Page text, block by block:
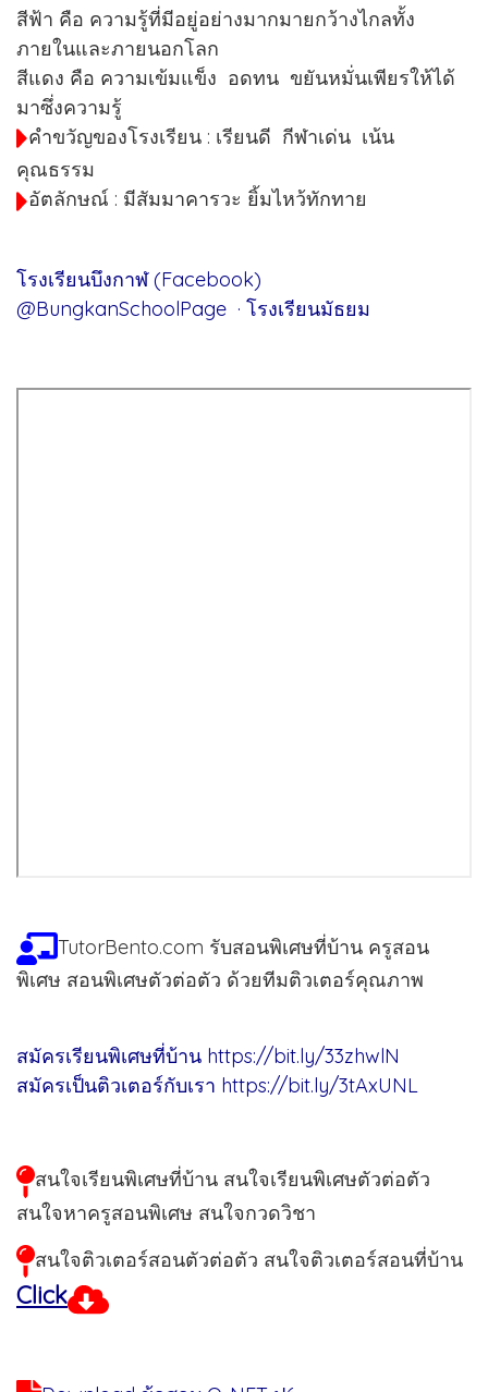
สีฟ้า คือ ความรู้ที่มีอยู่อย่างมากมายกว้างไกลทั้ง
ภายในและภายนอกโลก
สีแดง คือ ความเข้มแข็ง อดทน ขยันหมั่นเพียรให้ได้
มาซึ่งความรู้
คำขวัญของโรงเรียน : เรียนดี กีฬาเด่น เน้น
คุณธรรม
อัตลักษณ์ : มีสัมมาคารวะ ยิ้มไหว้ทักทาย
โรงเรียนบึงกาฬ (Facebook)
@BungkanSchoolPage · โรงเรียนมัธยม
TutorBento.com รับสอนพิเศษที่บ้าน ครูสอน
พิเศษ สอนพิเศษตัวต่อตัว ด้วยทีมติวเตอร์คุณภาพ
สมัครเรียนพิเศษที่บ้าน https://bit.ly/33zhwlN
สมัครเป็นติวเตอร์กับเรา https://bit.ly/3tAxUNL
สนใจเรียนพิเศษที่บ้าน สนใจเรียนพิเศษตัวต่อตัว
สนใจหาครูสอนพิเศษ สนใจกวดวิชา
สนใจติวเตอร์สอนตัวต่อตัว สนใจติวเตอร์สอนที่บ้าน
Click